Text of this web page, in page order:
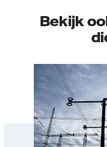
Bekijk